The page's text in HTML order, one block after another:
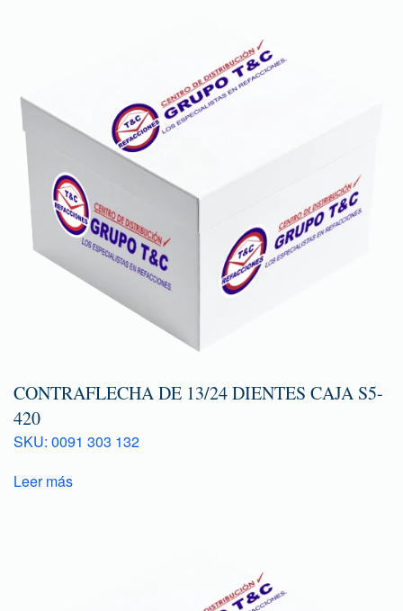
CONTRAFLECHA DE 13/24 DIENTES CAJA S5-
420
SKU: 0091 303 132
Leer más